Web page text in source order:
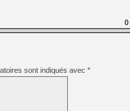
[LS] [PS5] ps5-y2jb-
[GK] Pourquoi Marvel
[GK] Test : Restory : Chill
[GK] GTA 6 : Rockstar
[GK] Hot Wheels Infinite
[GK] Mémoire cash -
[GK] Résultats Nintendo :
[GK] Déjà des
[Mo5] Brickboy cherche à
[GK] Minecraft et ses «
0
sont indiqués avec *